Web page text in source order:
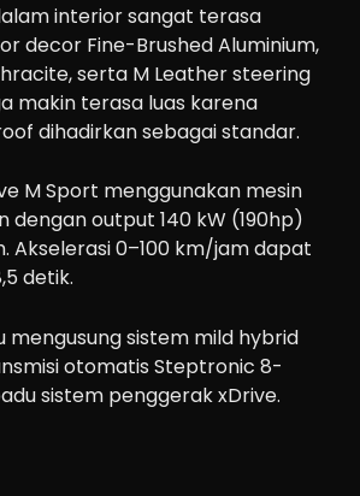
interior sangat terasa
decor Fine-Brushed Aluminium,
serta M Leather steering
makin terasa luas karena
dihadirkan sebagai standar.
M Sport menggunakan mesin
dengan output 140 kW (190hp)
Akselerasi 0–100 km/jam dapat
detik.
mengusung sistem mild hybrid
otomatis Steptronic 8-
sistem penggerak xDrive.